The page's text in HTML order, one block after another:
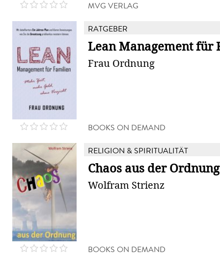
MVG VERLAG
RATGEBER
Lean Management für
Frau Ordnung
BOOKS ON DEMAND
RELIGION & SPIRITUALITÄT
Chaos aus der Ordnung
Wolfram Strienz
BOOKS ON DEMAND